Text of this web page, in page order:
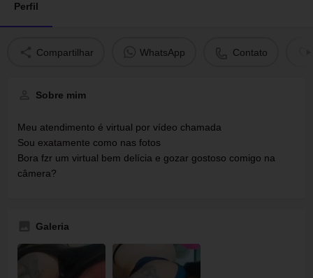
Perfil
Compartilhar WhatsApp Contato
Sobre mim
Meu atendimento é virtual por vídeo chamada
Sou exatamente como nas fotos
Bora fzr um virtual bem delícia e gozar gostoso comigo na
câmera?
Galeria